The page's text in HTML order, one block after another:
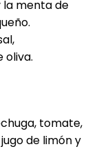
la menta de
oliva.
tomate,
de limón y